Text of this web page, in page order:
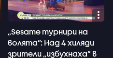
„Sesame турнири на
волята”: Над 4 хиляди
зрители „избухнаха” в